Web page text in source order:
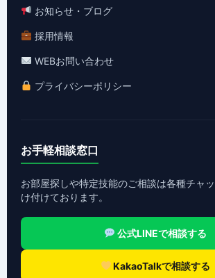
お知らせ・ブログ
採用情報
WEBお問い合わせ
プライバシーポリシー
お手軽相談窓口
お部屋探しや特定技能のご相談は各種チャ
け付けております。
公式LINEで相談する
KakaoTalkで相談する